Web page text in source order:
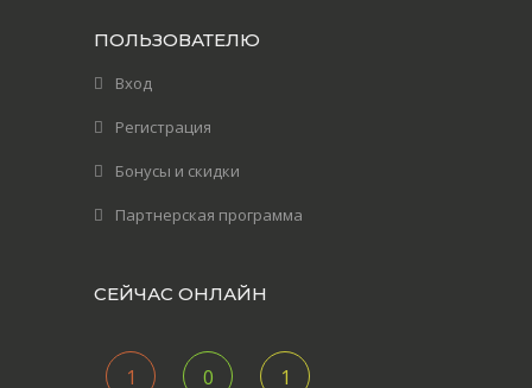
ПОЛЬЗОВАТЕЛЮ
Вход
Регистрация
Бонусы и скидки
Партнерская программа
СЕЙЧАС ОНЛАЙН
1 0 1